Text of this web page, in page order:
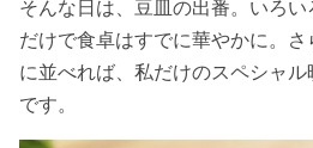
そんな日は、豆皿の出番。いろ
だけで食卓はすでに華やかに。
に並べれば、私だけのスペシャ
です。